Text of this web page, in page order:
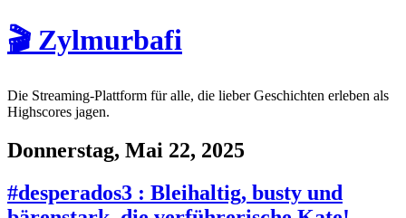
🎬 Zylmurbafi
Die Streaming-Plattform für alle, die lieber Geschichten erleben als
Highscores jagen.
Donnerstag, Mai 22, 2025
#desperados3 : Bleihaltig, busty und